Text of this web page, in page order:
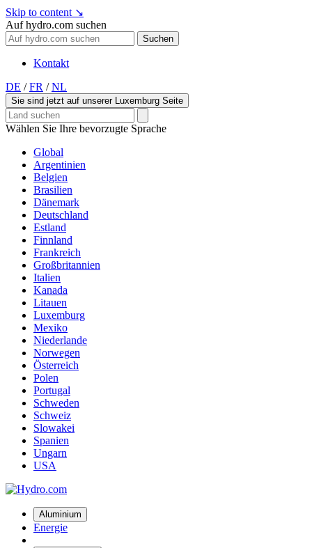
Skip to content ↘
Auf hydro.com suchen
Suchen
Kontakt
DE / FR / NL
Sie sind jetzt auf unserer Luxemburg Seite
Wählen Sie Ihre bevorzugte Sprache
Global
Argentinien
Belgien
Brasilien
Dänemark
Deutschland
Estland
Finnland
Frankreich
Großbritannien
Italien
Kanada
Litauen
Luxemburg
Mexiko
Niederlande
Norwegen
Österreich
Polen
Portugal
Schweden
Schweiz
Slowakei
Spanien
Ungarn
USA
Aluminium
Energie